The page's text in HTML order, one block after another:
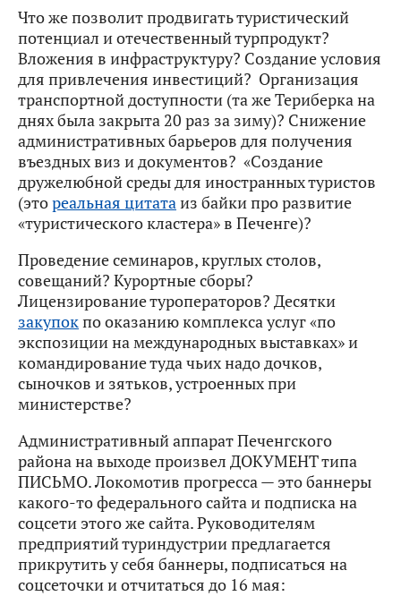
Что же позволит продвигать туристический
потенциал и отечественный турпродукт?
Вложения в инфраструктуру? Создание условия
для привлечения инвестиций? Организация
транспортной доступности (та же Териберка на
днях была закрыта 20 раз за зиму)? Снижение
административных барьеров для получения
въездных виз и документов? «Создание
дружелюбной среды для иностранных туристов
(этореальная цитатаиз байки про развитие
«туристического кластера» в Печенге)?
Проведение семинаров, круглых столов,
совещаний? Курортные сборы?
Лицензирование туроператоров? Десятки
закупокпо оказанию комплекса услуг «по
экспозиции на международных выставках» и
командирование туда чьих надо дочков,
сыночков и зятьков, устроенных при
министерстве?
Административный аппарат Печенгского
района на выходе произвел ДОКУМЕНТ типа
ПИСЬМО.Локомотив прогресса — это баннеры
какого-то федерального сайта и подписка на
соцсети этого же сайта. Руководителям
предприятий туриндустрии предлагается
прикрутить у себя баннеры, подписаться на
соцсеточки и отчитаться до 16 мая: